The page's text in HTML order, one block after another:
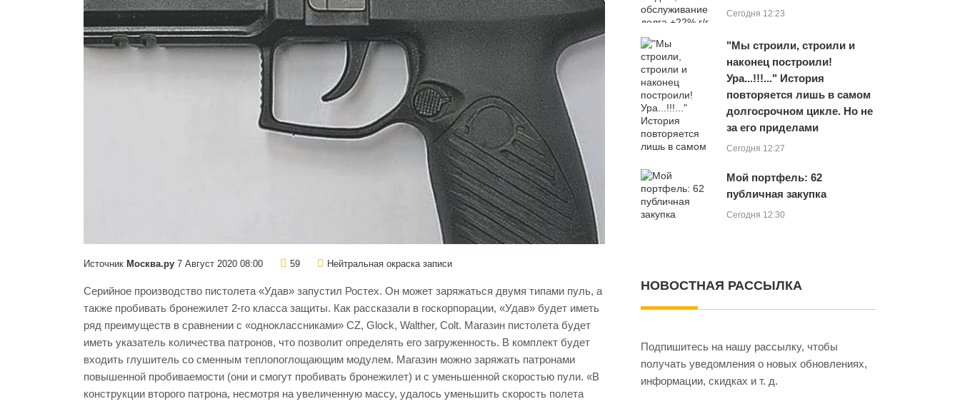
Источник Москва.ру 7 Август 2020 08:00 59 Нейтральная окраска записи
Серийное производство пистолета «Удав» запустил Ростех. Он может заряжаться двумя типами пуль, а
также пробивать бронежилет 2-го класса защиты. Как рассказали в госкорпорации, «Удав» будет иметь
ряд преимуществ в сравнении с «одноклассниками» CZ, Glock, Walther, Colt. Магазин пистолета будет
иметь указатель количества патронов, что позволит определять его загруженность. В комплект будет
входить глушитель со сменным теплопоглощающим модулем. Магазин можно заряжать патронами
повышенной пробиваемости (они и смогут пробивать бронежилет) и с уменьшенной скоростью пули. «В
конструкции второго патрона, несмотря на увеличенную массу, удалось уменьшить скорость полета
Сегодня 12:23
"Мы строили, строили и
наконец построили!
Ура...!!!..." История
повторяется лишь в самом
долгосрочном цикле. Но не
за его приделами
Сегодня 12:27
Мой портфель: 62
публичная закупка
Сегодня 12:30
НОВОСТНАЯ РАССЫЛКА
Подпишитесь на нашу рассылку, чтобы
получать уведомления о новых обновлениях,
информации, скидках и т. д.